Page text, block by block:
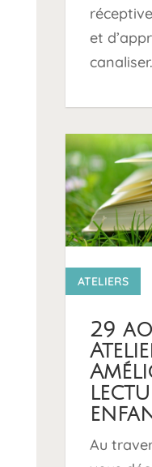
et
canaliser.
29
ATELIERS
Au
14 0